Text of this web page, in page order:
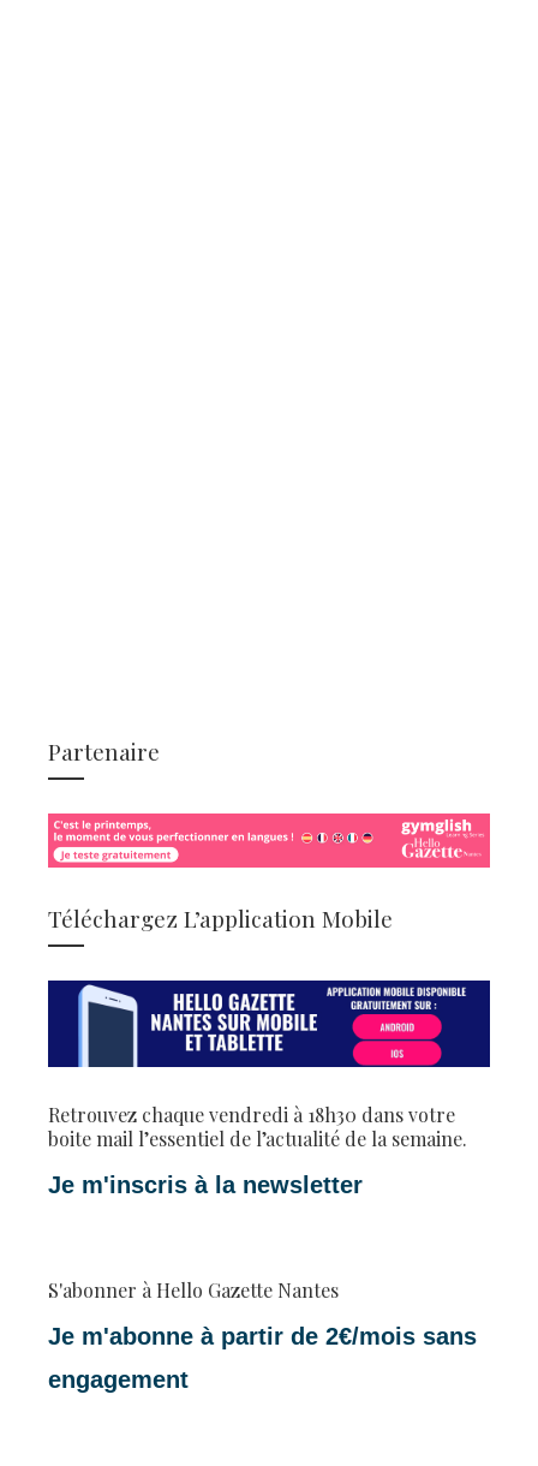
Partenaire
Téléchargez L’application Mobile
Retrouvez chaque vendredi à 18h30 dans votre
boite mail l’essentiel de l’actualité de la semaine.
Je m'inscris à la newsletter
S'abonner à Hello Gazette Nantes
Je m'abonne à partir de 2€/mois sans
engagement